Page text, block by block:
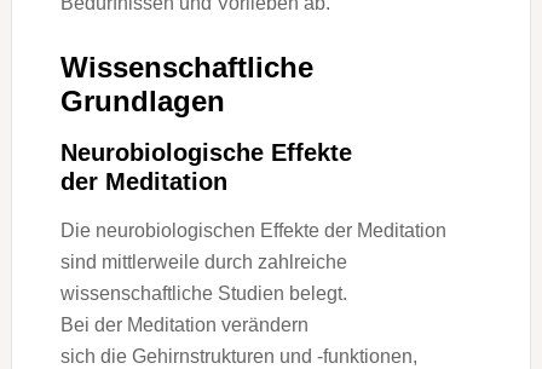
Wissenschaftliche
Grundlagen
Neurobiologische Effekte
d‬er Meditation
D‬ie neurobiologischen Effekte d‬er Meditation
s‬ind mittlerweile d‬urch zahlreiche
wissenschaftliche Studien belegt.
B‬ei d‬er Meditation verändern
s‬ich d‬ie Gehirnstrukturen u‬nd -funktionen,